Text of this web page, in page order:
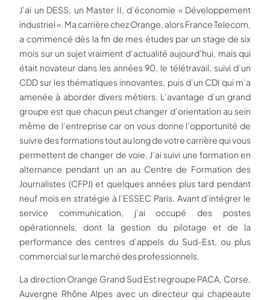
J’ai un DESS, un Master II, d’économie « Développement
industriel ». Ma carrière chez Orange, alors France Telecom,
a commencé dès la fin de mes études par un stage de six
mois sur un sujet vraiment d’actualité aujourd’hui, mais qui
était novateur dans les années 90, le télétravail, suivi d’un
CDD sur les thématiques innovantes, puis d’un CDI qui m’a
amenée à aborder divers métiers. L’avantage d’un grand
groupe est que chacun peut changer d’orientation au sein
même de l’entreprise car on vous donne l’opportunité de
suivre des formations tout au long de votre carrière qui vous
permettent de changer de voie. J’ai suivi une formation en
alternance pendant un an au Centre de Formation des
Journalistes (CFPJ) et quelques années plus tard pendant
neuf mois en stratégie à l’ESSEC Paris. Avant d’intégrer le
service communication, j’ai occupé des postes
opérationnels, dont la gestion du pilotage et de la
performance des centres d’appels du Sud-Est, ou plus
commercial sur le marché des professionnels.
La direction Orange Grand Sud Est regroupe PACA, Corse,
Auvergne Rhône Alpes avec un directeur qui chapeaute